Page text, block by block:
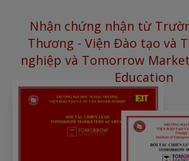
Nhận chứng nhận từ
Thương - Viện Đào tạo và
nghiệp và Tomorrow
Education